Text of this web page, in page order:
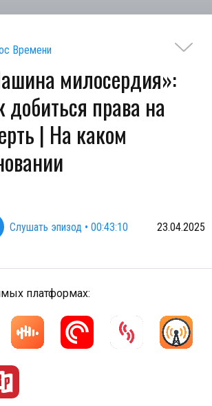
Времени
милосердия»:
добиться права на
| На каком
Слушать эпизод • 00:43:10 23.04.2025
платформах: